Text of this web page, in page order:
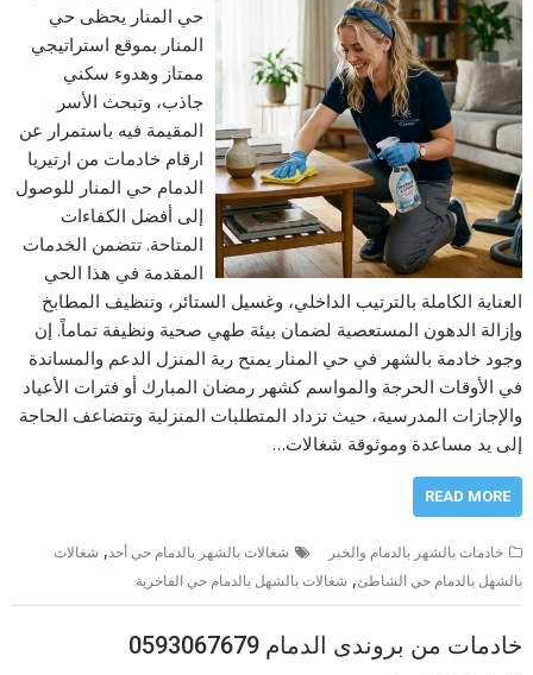
حي المنار يحظى حي
المنار بموقع استراتيجي
ممتاز وهدوء سكني
جاذب، وتبحث الأسر
المقيمة فيه باستمرار عن
ارقام خادمات من ارتيريا
الدمام حي المنار للوصول
إلى أفضل الكفاءات
المتاحة. تتضمن الخدمات
المقدمة في هذا الحي
العناية الكاملة بالترتيب الداخلي، وغسيل الستائر، وتنظيف المطابخ
وإزالة الدهون المستعصية لضمان بيئة طهي صحية ونظيفة تماماً. إن
وجود خادمة بالشهر في حي المنار يمنح ربة المنزل الدعم والمساندة
في الأوقات الحرجة والمواسم كشهر رمضان المبارك أو فترات الأعياد
والإجازات المدرسية، حيث تزداد المتطلبات المنزلية وتتضاعف الحاجة
إلى يد مساعدة وموثوقة شغالات…
READ MORE
خادمات بالشهر بالدمام والخبر شغالات بالشهر بالدمام حي أحد, شغالات
بالشهل بالدمام حي الشاطئ, شغالات بالشهل بالدمام حي الفاخرية
خادمات من بروندى الدمام 0593067679